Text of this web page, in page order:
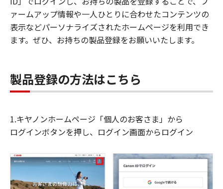
ァームアップ情報や一人ひとりに合わせたコンテンツの
表示などパーソナライズされたホームページを利用でき
ます。ぜひ、お持ちの製品登録をお願いいたします。
製品登録の方法はこちら
1.キヤノンホームページ「個人のお客さま」から
ログインボタンを押し、ログイン画面からログイン